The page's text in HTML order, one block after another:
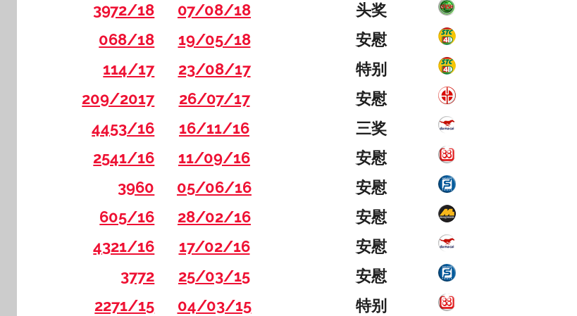
3972/18
07/08/18 头奖
068/18
19/05/18 安慰
114/17
23/08/17 特别
209/2017
26/07/17 安慰
4453/16
16/11/16 三奖
2541/16
11/09/16 安慰
3960
05/06/16 安慰
605/16
28/02/16 安慰
4321/16
17/02/16 安慰
3772
25/03/15 安慰
2271/15
04/03/15 特别